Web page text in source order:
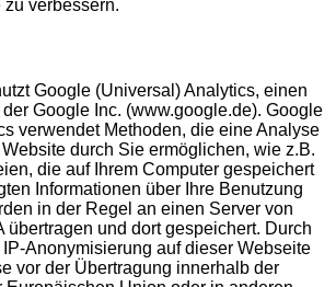
verbessern.
Google (Universal) Analytics, einen
Google Inc. (www.google.de). Google
verwendet Methoden, die eine Analyse
durch Sie ermöglichen, wie z.B.
die auf Ihrem Computer gespeichert
Informationen über Ihre Benutzung
in der Regel an einen Server von
übertragen und dort gespeichert. Durch
Anonymisierung auf dieser Webseite
vor der Übertragung innerhalb der